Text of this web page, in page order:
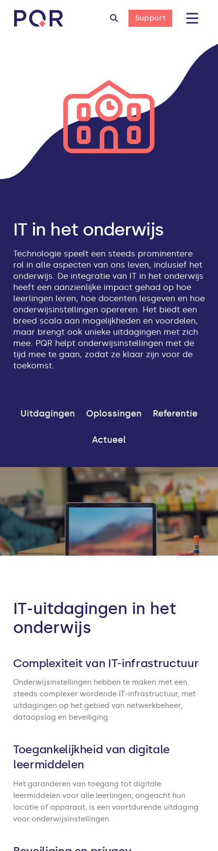
Support
IT in het onderwijs
Technologie speelt een steeds prominentere
rol in alle aspecten van ons leven, inclusief het
onderwijs. De integratie van IT in het onderwijs
heeft een aanzienlijke impact gehad op hoe
leerlingen leren, hoe docenten lesgeven en hoe
onderwijsinstellingen opereren. Het biedt een
breed scala aan mogelijkheden en voordelen,
maar brengt ook unieke uitdagingen met zich
mee. PQR helpt onderwijsinstellingen met de
tijd mee te gaan, zodat ze klaar zijn voor de
toekomst.
Uitdagingen Oplossingen Referentie
Actueel
IT-uitdagingen in het
onderwijs
Complexiteit van IT-infrastructuur
Onderwijsinstellingen hebben te maken met een
steeds complexer wordende IT-infrastructuur, met
uitdagingen op het gebied van netwerkbeheer,
dataopslag en beveiliging.
Toegankelijkheid van digitale
leermiddelen
Het garanderen van toegang tot digitale
leermiddelen voor alle leerlingen, ongeacht hun
locatie of apparaat, is een voortdurende uitdaging
voor onderwijsinstellingen.